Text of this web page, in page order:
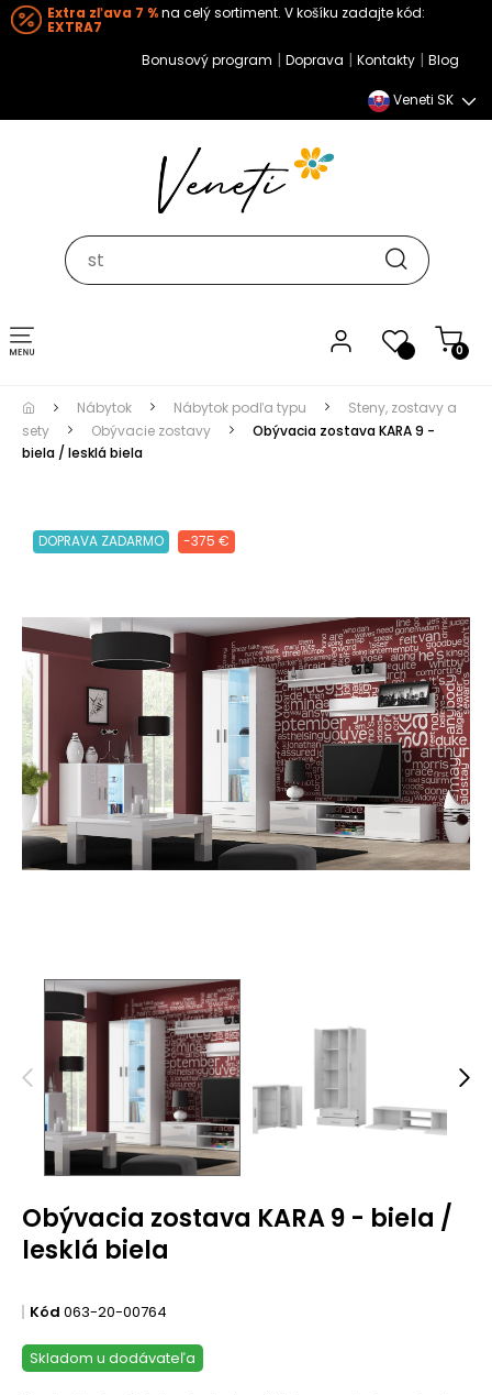
Extra zľava 7 %na celý sortiment. V košíku zadajte kód:
EXTRA7
Bonusový program | Doprava | Kontakty | Blog
Veneti SK
0
Toggle navigation
Nábytok Nábytok podľa typu
Steny, zostavy a
sety
Obývacie zostavy
Obývacia zostava KARA 9 -
biela / lesklá biela
DOPRAVA ZADARMO -375 €
Obývacia zostava KARA 9 - biela /
lesklá biela
Kód 063-20-00764
Skladom u dodávateľa